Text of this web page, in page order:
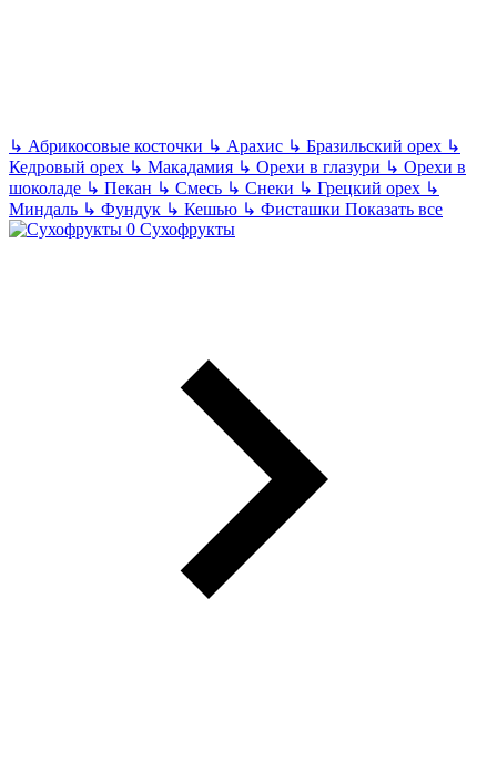
↳ Абрикосовые косточки ↳ Арахис ↳ Бразильский орех ↳
Кедровый орех ↳ Макадамия ↳ Орехи в глазури ↳ Орехи в
шоколаде ↳ Пекан ↳ Смесь ↳ Снеки ↳ Грецкий орех ↳
Миндаль ↳ Фундук ↳ Кешью ↳ Фисташки Показать все
Сухофрукты